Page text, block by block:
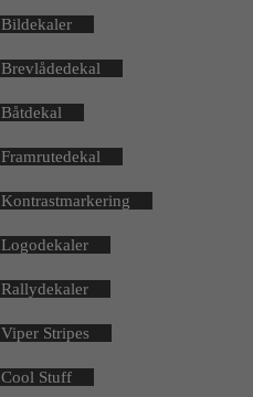
Bildekaler
Brevlådedekal
Båtdekal
Framrutedekal
Kontrastmarkering
Logodekaler
Rallydekaler
Viper Stripes
Cool Stuff